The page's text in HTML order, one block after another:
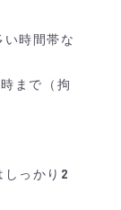
時間帯な
まで（拘
っかり2